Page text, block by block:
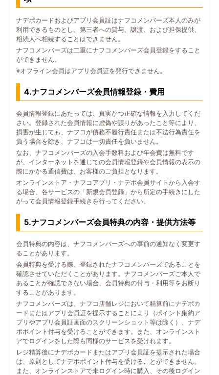
ナデポカードおよびアプリ会員証はナフコメンバーズ本人のみが
利用できるものとし、第三者への貸与、譲渡、および担保提供、
相続人へ相続することはできません。
ナフコメンバーズは二重にナフコメンバーズ会員登録をすること
ができません。
※オフライン会員はアプリ会員証を発行できません。
4.ナフコメンバーズ会員情報登録・費用
会員情報登録にあたっては、真実かつ正確な情報を入力してくだ
さい。登録された会員情報に虚偽や誤りがあったこと等により、
損害が生じても、ナフコが債務不履行責任または不法行為責任を
負う場合を除き、ナフコは一切責任を負いません。
なお、ナフコメンバーズの入会手数料および年会費は無料です
が、インターネットを通じての会員情報登録や会員情報の表示の
際にかかる通信費は、お客様のご負担となります。
オンラインストア・ナフコアプリ・ナデポ会員サイトから入会す
る場合、各サービスの「新規会員登録」から所定の手続きにした
がって会員情報登録手続きを行ってください。
5.ナフコメンバーズ会員特典の内容・提供方法等
会員特典の内容は、ナフコメンバーズへの事前の通知なく変更す
ることがあります。
会員特典を受ける際、登録されたナフコメンバーズであることを
確認させていただくことがあります。ナフコメンバーズご本人で
あることが確認できない場合、会員特典の付与・利用等をお断り
することがあります。
ナフコメンバーズは、ナフコ店舗レジにおいて精算前にナデポカ
ードまたはアプリ会員証を提示することにより（ポイント集約ア
プリやアプリ会員証画面のスクリーンショット等は除く）、ナデ
ポポイント付与を受けることができます。また、オンラインスト
アでログインをした際も同様のサービスを受けれます。
レジ精算後にナデポカードまたはアプリ会員証を提示された場合
は、原則としてナデポポイント付与を受けることができません。
また、オンラインストアで未ログイン時に購入、その後ログイン